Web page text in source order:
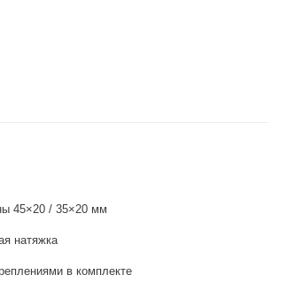
45×20 / 35×20 мм
натяжка
в комплекте